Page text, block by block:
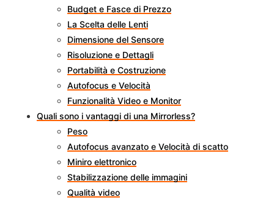
Budget e Fasce di Prezzo
La Scelta delle Lenti
Dimensione del Sensore
Risoluzione e Dettagli
Portabilità e Costruzione
Autofocus e Velocità
Funzionalità Video e Monitor
Quali sono i vantaggi di una Mirrorless?
Peso
Autofocus avanzato e Velocità di scatto
Miniro elettronico
Stabilizzazione delle immagini
Qualità video